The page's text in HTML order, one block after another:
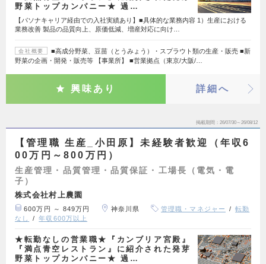
野菜トップカンパニー★ 過…
【パソナキャリア経由での入社実績あり】■具体的な業務内容 1）生産における
業務改善 製品の品質向上、原価低減、増産対応に向け…
会社概要
■高成分野菜、豆苗（とうみょう）・スプラウト類の生産・販売 ■新
野菜の企画・開発・販売等 【事業所】 ■営業拠点（東京/大阪/…
興味あり 詳細へ
掲載期間 26/07/30～26/08/12
【管理職 生産_小田原】未経験者歓迎（年収6
00万円～800万円）
生産管理・品質管理・品質保証・工場長（電気・電
子）
株式会社村上農園
600万円 ～ 849万円 神奈川県 管理職・マネジャー
転勤
なし
年収600万以上
★転勤なしの営業職★『カンブリア宮殿』
『満点青空レストラン』に紹介された発芽
野菜トップカンパニー★ 過…